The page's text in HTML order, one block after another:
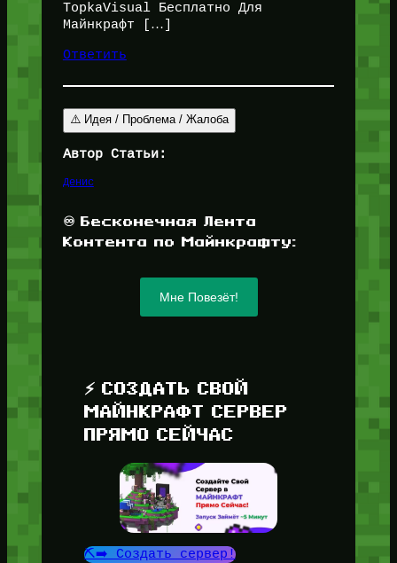
TopkaVisual Бесплатно Для
Майнкрафт […]
Ответить
⚠️ Идея / Проблема / Жалоба
Автор Статьи:
Денис
♾️ Бесконечная Лента
Контента по Майнкрафту:
Мне Повезёт!
⚡ СОЗДАТЬ СВОЙ
МАЙНКРАФТ СЕРВЕР
ПРЯМО СЕЙЧАС
⛏️➡️ Создать сервер!